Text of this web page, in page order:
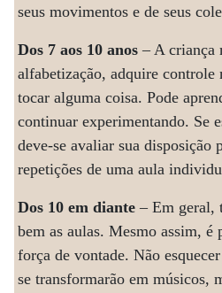
seus movimentos e de seus
Dos 7 aos 10 anos – A criança
alfabetização, adquire controle
tocar alguma coisa. Pode
continuar experimentando. Se
deve-se avaliar sua disposição
repetições de uma aula
Dos 10 em diante – Em geral,
bem as aulas. Mesmo assim, é
força de vontade. Não
se transformarão em músicos,